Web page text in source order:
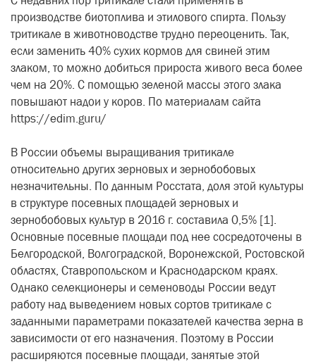
производстве биотоплива и этилового спирта. Пользу
тритикале в животноводстве трудно переоценить. Так,
если заменить 40% сухих кормов для свиней этим
злаком, то можно добиться прироста живого веса более
чем на 20%. С помощью зеленой массы этого злака
повышают надои у коров. По материалам сайта
https://edim.guru/
В России объемы выращивания тритикале
относительно других зерновых и зернобобовых
незначительны. По данным Росстата, доля этой культуры
в структуре посевных площадей зерновых и
зернобобовых культур в 2016 г. составила 0,5% [1].
Основные посевные площади под нее сосредоточены в
Белгородской, Волгоградской, Воронежской, Ростовской
областях, Ставропольском и Краснодарском краях.
Однако селекционеры и семеноводы России ведут
работу над выведением новых сортов тритикале с
заданными параметрами показателей качества зерна в
зависимости от его назначения. Поэтому в России
расширяются посевные площади, занятые этой